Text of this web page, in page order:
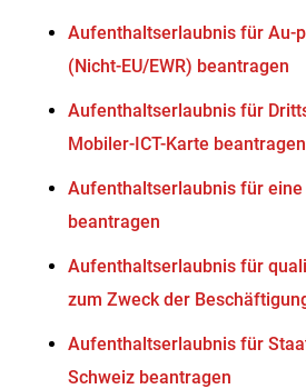
Aufenthaltserlaubnis für Au-
(Nicht-EU/EWR) beantragen
Aufenthaltserlaubnis für
Mobiler-ICT-Karte beantragen
Aufenthaltserlaubnis für
beantragen
Aufenthaltserlaubnis für
zum Zweck der
Aufenthaltserlaubnis für
Schweiz beantragen